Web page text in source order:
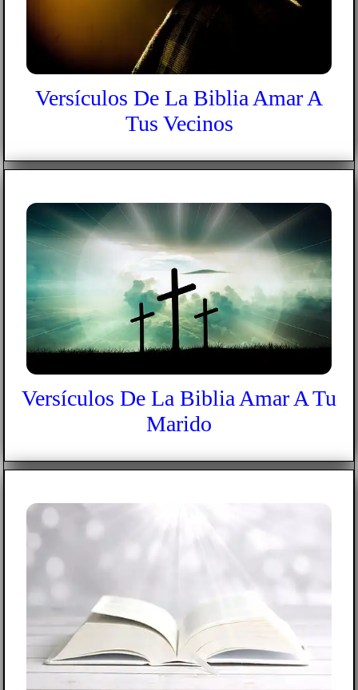
Versículos De La Biblia Amar A
Tus Vecinos
Versículos De La Biblia Amar A Tu
Marido